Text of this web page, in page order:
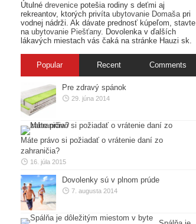
Útulné drevenicepotešia rodiny s deťmi aj
rekreantov, ktorých privíta ubytovanie Domašapri
vodnej nádrži. Ak dávate prednosť kúpeľom, stavte
na ubytovanie Piešťany. Dovolenka v ďalších
lákavých miestach vás čaká na stránke Hauzi sk.
Popular Recent Comments
Pre zdravý spánok
29. júna 2014
Máte právo si požiadať o vrátenie daní zo
zahraničia?
16. júla 2015
Dovolenky sú v plnom prúde
7. augusta 2014